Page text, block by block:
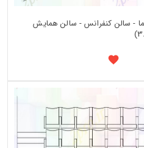
- سالن کنفرانس - سالن همایش